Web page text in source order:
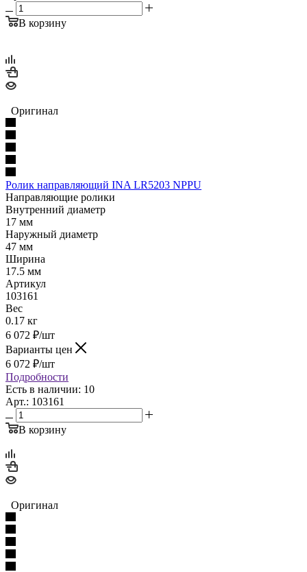
В корзину
Оригинал
Ролик направляющий INA LR5203 NPPU
Направляющие ролики
Внутренний диаметр
17 мм
Наружный диаметр
47 мм
Ширина
17.5 мм
Артикул
103161
Вес
0.17 кг
6 072 ₽/шт
Варианты цен
6 072 ₽/шт
Подробности
Есть в наличии: 10
Арт.: 103161
В корзину
Оригинал